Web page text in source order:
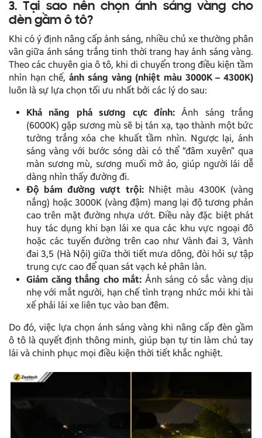
3. Tại sao nên chọn ánh sáng vàng cho
đèn gầm ô tô?
Khi có ý định nâng cấp ánh sáng, nhiều chủ xe thường phân
vân giữa ánh sáng trắng tinh thời trang hay ánh sáng vàng.
Theo các chuyên gia ô tô, khi di chuyển trong điều kiện tầm
nhìn hạn chế,ánh sáng vàng (nhiệt màu 3000K – 4300K)
luôn là sự lựa chọn tối ưu nhất bởi các lý do sau:
Khả năng phá sương cực đỉnh:Ánh sáng trắng
(6000K) gặp sương mù sẽ bị tán xạ, tạo thành một bức
tường trắng xóa che khuất tầm nhìn. Ngược lại, ánh
sáng vàng với bước sóng dài có thể “đâm xuyên” qua
màn sương mù, sương muối mờ ảo, giúp người lái dễ
dàng nhìn thấy đường đi.
Độ bám đường vượt trội:Nhiệt màu 4300K (vàng
nắng) hoặc 3000K (vàng đậm) mang lại độ tương phản
cao trên mặt đường nhựa ướt. Điều này đặc biệt phát
huy tác dụng khi bạn lái xe qua các khu vực ngoại đô
hoặc các tuyến đường trên cao như Vành đai 3, Vành
đai 3,5 (Hà Nội) giữa thời tiết mưa dông, đòi hỏi sự tập
trung cực cao để quan sát vạch kẻ phân làn.
Giảm căng thẳng cho mắt: Ánh sáng có sắc vàng dịu
nhẹ với mắt người, hạn chế tình trạng nhức mỏi khi tài
xế phải lái xe liên tục vào ban đêm.
Do đó, việc lựa chọn ánh sáng vàng khi nâng cấp đèn gầm
ô tô là quyết định thông minh, giúp bạn tự tin làm chủ tay
lái và chinh phục mọi điều kiện thời tiết khắc nghiệt.